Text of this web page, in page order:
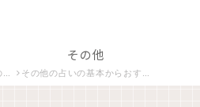
その他
その他の占いの基本からおすすめの占い、無料でできる占いまでを紹介。占いの世界をもっと知りたい方はこちら。